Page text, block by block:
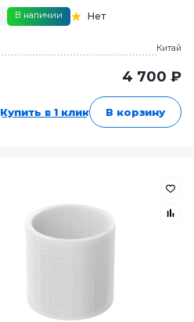
В наличии Нет
Китай
4 700 ₽
Купить в 1 клик В корзину